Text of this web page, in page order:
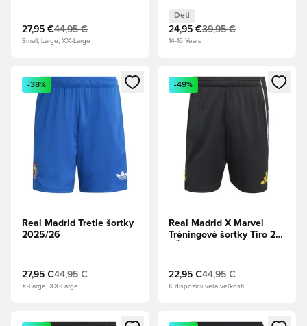
27,95 €44,95 €
Small, Large, XX-Large
Deti
24,95 €39,95 €
14-16 Years
Otvorí modál na prihlásenie alebo registráciu ako člen
-38%
Real Madrid Tretie šortky
2025/26
27,95 €44,95 €
X-Large, XX-Large
Otvorí modál na prihlásenie
-49%
Real Madrid X Marvel
Tréningové šortky Tiro 25
22,95 €44,95 €
K dispozícii veľa veľkostí
Otvorí modál na prihlásenie alebo registráciu ako člen
Otvorí modál na prihlásenie